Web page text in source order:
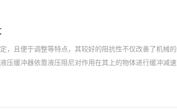
，且便于调整等特点，其较好的阻抗性不仅改善了机械
压缓冲器依靠液压阻尼对作用在其上的物体进行缓冲减